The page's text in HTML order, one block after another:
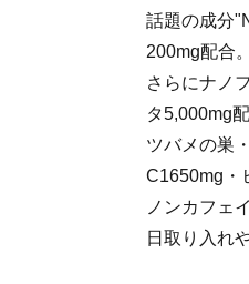
話題の成分
200mg配合。
さらにナノ
タ5,000mg配
ツバメの巣
C1650mg・
ノンカフェ
日取り入れ